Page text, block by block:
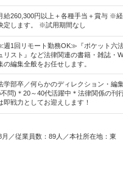
給260,300円以上＋各種手当＋賞与 ※経
定します。 ※試用期間なし
週1回リモート勤務OK≫『ポケット六
リスト』など法律関連の書籍・雑誌・
の編集全般をお任せします。
学部卒／何らかのディレクション・編
問)＊20～40代活躍中＊法律関係の刊
即戦力としてお迎えします！
／従業員数：89人／本社所在地：東